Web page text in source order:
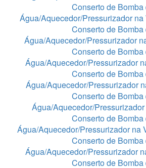
Conserto de Bomba
Água/Aquecedor/Pressurizador
Conserto de Bomba
Água/Aquecedor/Pressurizador
Conserto de Bomba
Água/Aquecedor/Pressurizador
Conserto de Bomba
Água/Aquecedor/Pressurizador
Conserto de Bomba
Água/Aquecedor/
Conserto de Bomba
Água/Aquecedor/Pressurizador na
Conserto de Bomba
Água/Aquecedor/Pressurizador
Conserto de Bomba